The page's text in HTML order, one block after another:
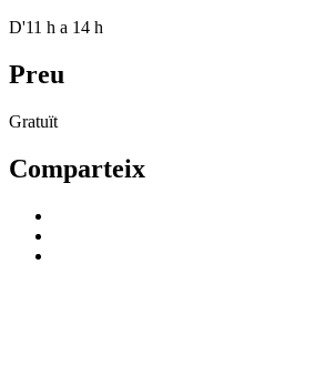
D'11 h a 14 h
Preu
Gratuït
Comparteix